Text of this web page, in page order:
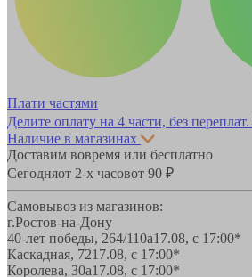
Плати частями
Делите оплату на 4 части, без переплат.
Наличие в магазинах
Доставим вовремя или бесплатно
Сегодняот 2-х часовот 90 ₽
Самовывоз из магазинов:
г.Ростов-на-Дону
40-лет победы, 264/110а17.08, с 17:00*
Каскадная, 7217.08, с 17:00*
Королева, 30а17.08, с 17:00*